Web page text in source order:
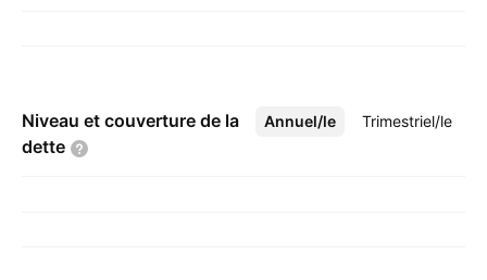
Niveau et couverture de la
dette
Annuel/le Trimestriel/le
Plus